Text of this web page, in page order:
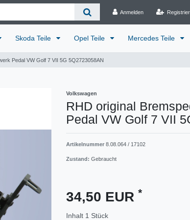
Anmelden
Skoda Teile Opel Teile Mercedes Teile
Pedal VW Golf 7 VII 5G 5Q2723058AN
Volkswagen
RHD original
Pedal VW Golf 7 VII
Artikelnummer 8.08.064 / 17102
Zustand: Gebraucht
34,50 EUR *
Inhalt 1 Stück